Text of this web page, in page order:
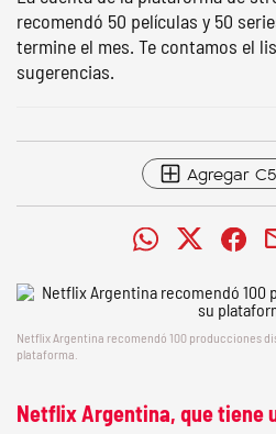
recomendó 50 películas y 50
termine el mes. Te contamos el
sugerencias.
Agregar
Netflix Argentina recomendó 100 producciones
plataforma.
Netflix Argentina, que tiene